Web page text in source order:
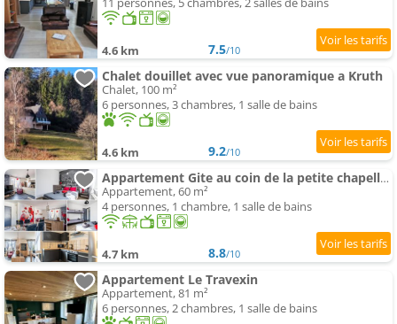
4.6 km 7.5/10
Chalet douillet avec vue panoramique a Kruth
Chalet, 100 m²
6 personnes, 3 chambres, 1 salle de bains
4.6 km 9.2/10
Appartement Gite au coin de la petite chapelle gitesdes2vallees
Appartement, 60 m²
4 personnes, 1 chambre, 1 salle de bains
4.7 km 8.8/10
Appartement Le Travexin
Appartement, 81 m²
6 personnes, 2 chambres, 1 salle de bains